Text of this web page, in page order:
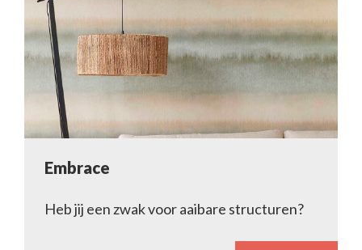
Embrace
Heb jij een zwak voor aaibare structuren?